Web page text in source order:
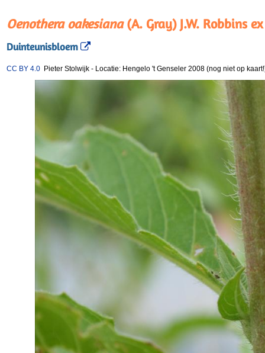
Oenothera oakesiana(A. Gray) J.W. Robbins
Duinteunisbloem
CC BY 4.0 Pieter Stolwijk - Locatie: Hengelo 't Genseler 2008 (nog niet op